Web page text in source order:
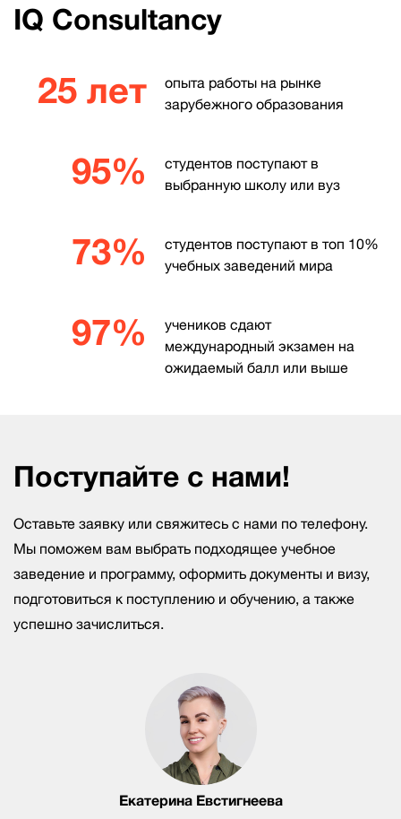
IQ Consultancy
25 лет
опыта работы на рынке
зарубежного образования
95%
студентов поступают в
выбранную школу или вуз
73%
студентов поступают в топ 10%
учебных заведений мира
97%
учеников сдают
международный экзамен на
ожидаемый балл или выше
Поступайте с нами!
Екатерина Евстигнеева
Оставьте заявку или свяжитесь с нами по телефону.
Мы поможем вам выбрать подходящее учебное
заведение и программу, оформить документы и визу,
подготовиться к поступлению и обучению, а также
успешно зачислиться.